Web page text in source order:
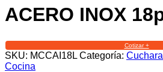
ACERO INOX
Cotizar +
SKU: MCCAI18L Categoría:
Cocina